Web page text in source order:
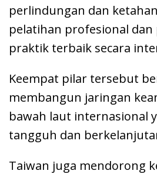
perlindungan dan
pelatihan profesional
praktik terbaik secara
Keempat pilar tersebut
membangun jaringan
bawah laut internasional
tangguh dan
Taiwan juga mendorong